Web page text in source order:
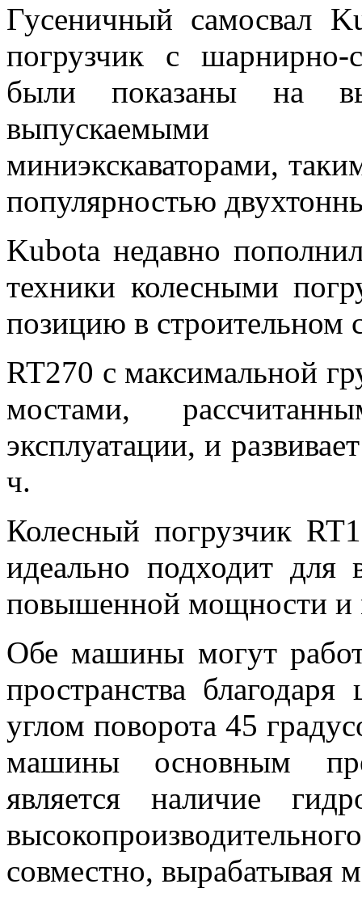
Гусеничный самосвал
погрузчик с
были показаны на
выпускаемыми
миниэкскаваторами,
популярностью
Kubota недавно
техники колесными
позицию в строительном
RT270 с максимальной
мостами,
эксплуатации, и
ч.
Колесный погрузчик
идеально подходит для
повышенной мощности и
Обе машины могут
пространства
углом поворота 45
машины основным
является наличие
совместно, вырабатывая